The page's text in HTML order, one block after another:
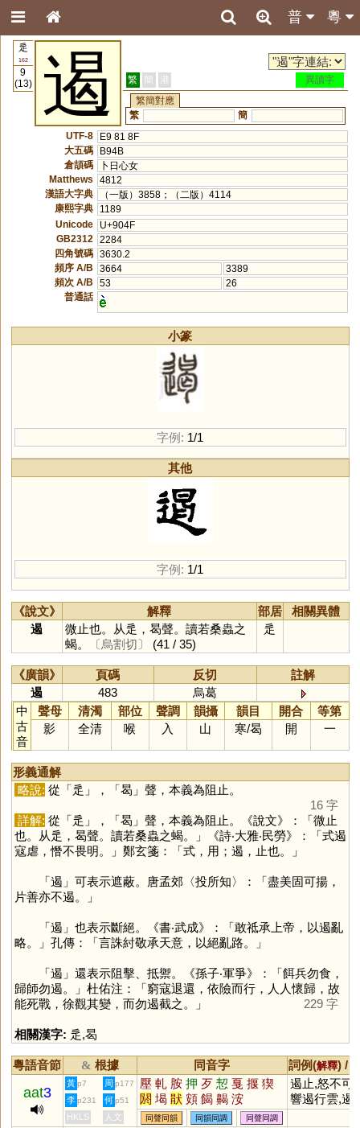
粵
普
辵
162
9
(13)
遏 繁 簡 港
異讀字
繁簡對應
繁
簡
UTF-8
E9 81 8F
大五碼
B94B
倉頡碼
卜日心女
Matthews
4812
漢語大字典
（一版）3858；（二版）4114
康熙字典
1189
Unicode
U+904F
GB2312
2284
四角號碼 3630.2
頻序 A/B
3664
3389
頻次 A/B
53
26
普通話
小篆
字例: 1/1
其他
字例: 1/1
《說文》 解釋 部居
相關異體
遏
微止也。从辵，曷聲。讀若桑蟲之
蝎。
〔烏割切〕 (41 / 35)
辵
《廣韻》 頁碼 反切
註解
遏
483
烏葛
中
古
音
聲母 清濁 部位 聲調 韻攝 韻目 開合
等第
影
全清 喉 入 山 寒/曷 開 一
形義通解
略說: 從「辵 」，「曷 」聲，本義為阻止。
16 字
詳解: 從「辵 」，「曷 」聲，本義為阻止。《說文》：「微止
也。从辵，曷聲。讀若桑蟲之蝎。」《詩‧大雅‧民勞》：「式遏
寇虐，憯不畏明。」鄭玄箋：「式，用；遏，止也。」
「遏 」可表示遮蔽。唐孟郊〈投所知〉：「盡美固可揚，
片善亦不遏。」
「遏 」也表示斷絕。《書‧武成》：「敢祗承上帝，以遏亂
略。」孔傳：「言誅紂敬承天意，以絕亂路。」
「遏 」還表示阻擊、抵禦。《孫子‧軍爭》：「餌兵勿食，
歸師勿遏。」杜佑注：「窮寇退還，依險而行，人人懷歸，故
能死戰，徐觀其變，而勿遏截之。」
229 字
相關漢字: 辵,曷
粵語音節 & 根據 同音字 詞例(解釋) /
aat3
黃 p7 周 p177 壓 軋 胺 押 歹 恝 戛 揠 猰
閼 堨 猒 頞 餲 齃 洝
遏止,怒不可
響遏行雲,遏
李 p231 何 p51
HKLS 人文 同聲同韻 同韻同調 同聲同調